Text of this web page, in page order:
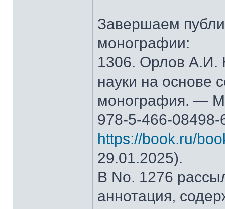
Завершаем
монографии:
1306. Орлов А.И.
науки на основе
монография. —
978-5-466-
https://book.ru/
29.01.2025).
В No. 1276
аннотация,